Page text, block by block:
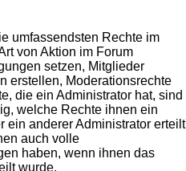
umfassendsten Rechte im
von Aktion im Forum
setzen, Mitglieder
erstellen, Moderationsrechte
die ein Administrator hat, sind
welche Rechte ihnen ein
ein anderer Administrator erteilt
auch volle
haben, wenn ihnen das
wurde.